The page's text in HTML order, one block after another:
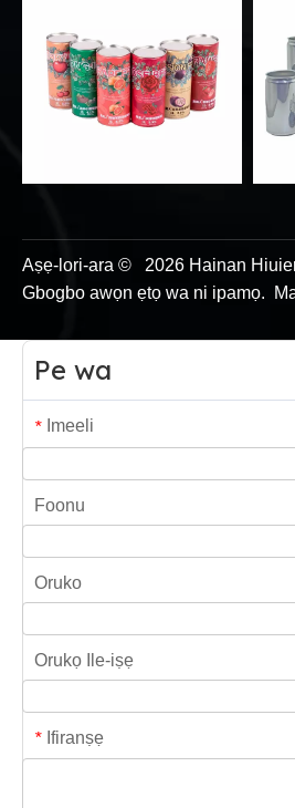
Aṣẹ-lori-ara © 2026 Hainan
Gbogbo awọn ẹtọ wa ni ipamọ.
Pe wa
* Imeeli
Foonu
Oruko
Orukọ Ile-iṣẹ
* Ifiranṣẹ